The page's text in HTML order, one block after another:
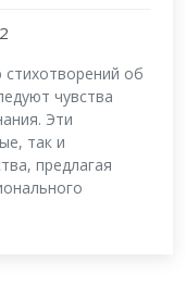
об
чувства
Эти
так и
предлагая